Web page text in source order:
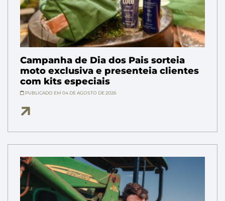
Campanha de Dia dos Pais sorteia
moto exclusiva e presenteia clientes
com kits especiais
PUBLICADO EM 04 DE AGOSTO DE 2026